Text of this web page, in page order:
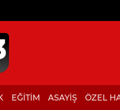
EĞİTİM ASAYİŞ ÖZEL